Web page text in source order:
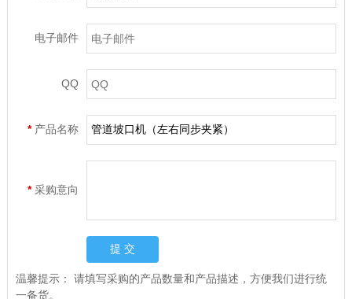
电子邮件
QQ
* 产品名称
*采购意向
温馨提示： 请填写采购的产品数量和产品描述，方便我们进行统
一备货。